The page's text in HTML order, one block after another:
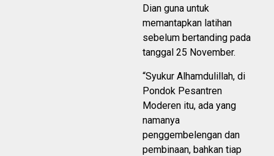
Dian guna untuk
memantapkan latihan
sebelum bertanding pada
tanggal 25 November.
“Syukur Alhamdulillah, di
Pondok Pesantren
Moderen itu, ada yang
namanya
penggembelengan dan
pembinaan, bahkan tiap